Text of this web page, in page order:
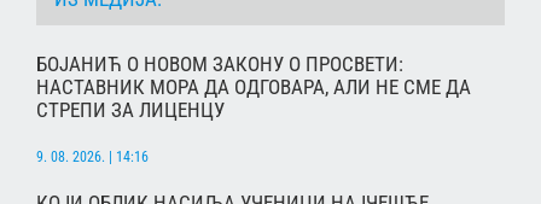
БОЈАНИЋ О НОВОМ ЗАКОНУ О ПРОСВЕТИ:
НАСТАВНИК МОРА ДА ОДГОВАРА, АЛИ НЕ СМЕ ДА
СТРЕПИ ЗА ЛИЦЕНЦУ
9. 08. 2026. | 14:16